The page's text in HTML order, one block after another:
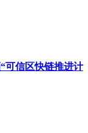
可信区快链推进计